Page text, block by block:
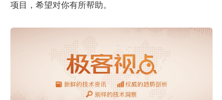
项目，希望对你有所帮助。